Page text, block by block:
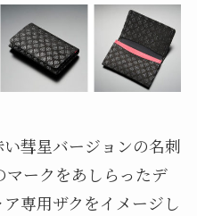
い彗星バージョンの名刺
マークをあしらったデ
専用ザクをイメージし